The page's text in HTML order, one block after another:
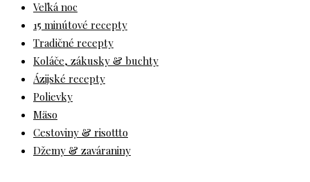
Veľká noc
15 minútové recepty
Tradičné recepty
Koláče, zákusky & buchty
Ázijské recepty
Polievky
Mäso
Cestoviny & risottto
Džemy & zaváraniny